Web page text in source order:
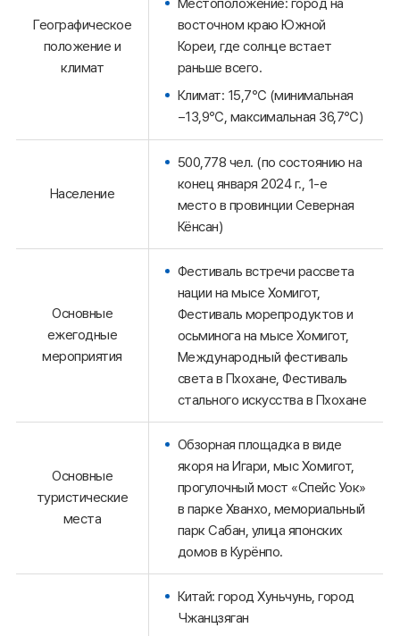
Географическое
положение и
климат
восточном краю Южной
Кореи, где солнце встает
раньше всего.
Климат: 15,7℃ (минимальная
−13,9℃, максимальная 36,7℃)
Население
500,778 чел. (по состоянию на
конец января 2024 г., 1-е
место в провинции Северная
Кёнсан)
Основные
ежегодные
мероприятия
Фестиваль встречи рассвета
нации на мысе Хомигот,
Фестиваль морепродуктов и
осьминога на мысе Хомигот,
Международный фестиваль
света в Пхохане, Фестиваль
стального искусства в Пхохане
Основные
туристические
места
Обзорная площадка в виде
якоря на Игари, мыс Хомигот,
прогулочный мост «Спейс Уок»
в парке Хванхо, мемориальный
парк Сабан, улица японских
домов в Курёнпо.
Китай: город Хуньчунь, город
Чжанцзяган